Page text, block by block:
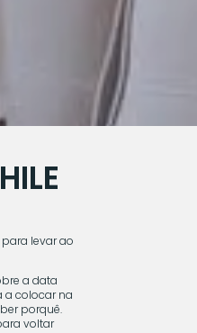
levar ao
a data
a colocar na
porquê.
voltar